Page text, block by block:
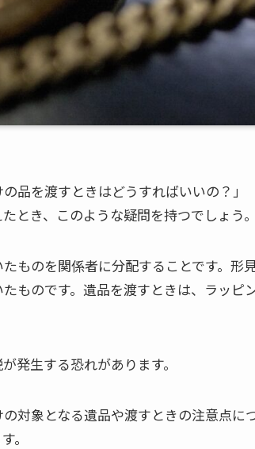
品を渡すときはどうすればいいの？」
とき、このような疑問を持つでしょう。
ものを関係者に分配することです。形
ものです。遺品を渡すときは、ラッピ
発生する恐れがあります。
対象となる遺品や渡すときの注意点に
。